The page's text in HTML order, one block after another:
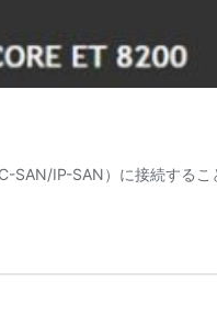
SAN/IP-SAN）に接続する